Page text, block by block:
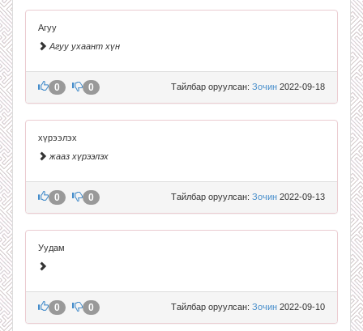
Агуу
Агуу ухаант хүн
Тайлбар оруулсан: Зочин 2022-09-18
0 0
хүрээлэх
жааз хүрээлэх
Тайлбар оруулсан: Зочин 2022-09-13
0 0
Уудам
Тайлбар оруулсан: Зочин 2022-09-10
0 0